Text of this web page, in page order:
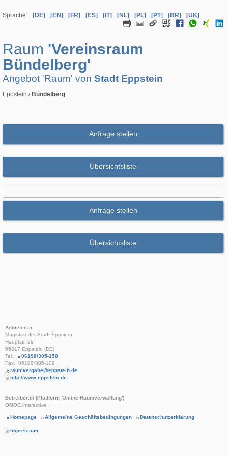
Sprache: [DE] [EN] [FR] [ES] [IT] [NL] [PL] [PT] [BR] [UK]
Raum 'Vereinsraum
Bündelberg'
Angebot 'Raum' von Stadt Eppstein
Eppstein / Bündelberg
Anfrage stellen
Übersichtsliste
Anfrage stellen
Übersichtsliste
Anbieter:in
Magistrat der Stadt Eppstein
Hauptstr. 99
65817 Eppstein (DE)
Tel.:
06198/305-150
Fax.: 06198/305-109
raumvergabe@eppstein.de
http://www.eppstein.de
Betreiber:in (Plattform 'Online-Raumverwaltung')
OMOC.interactive
Homepage Allgemeine Geschäftsbedingungen Datenschutzerklärung
Impressum